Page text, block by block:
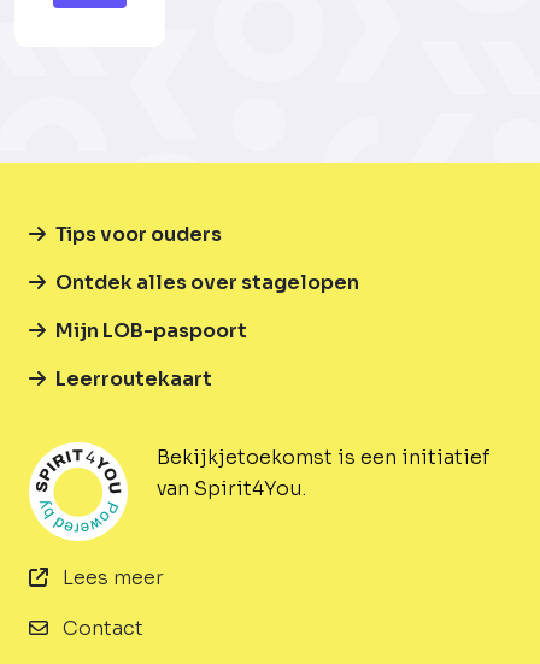
Bekijkjetoekomst is een initiatief
van Spirit4You.
Lees meer
Contact
Tips voor ouders
Ontdek alles over stagelopen
Mijn LOB-paspoort
Leerroutekaart